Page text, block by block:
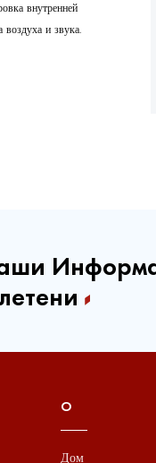
внутренней
и звука.
О
Дом